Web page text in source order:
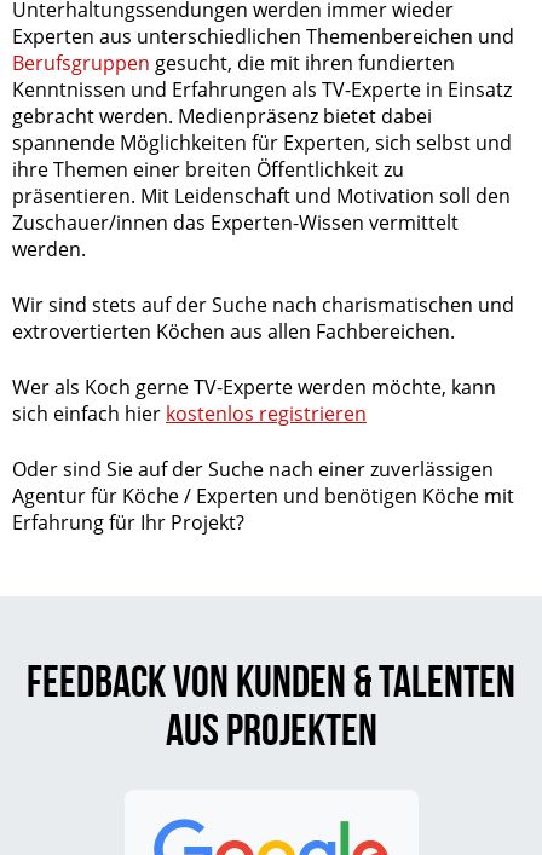
Unterhaltungssendungen werden immer wieder
Experten aus unterschiedlichen Themenbereichen und
Berufsgruppen gesucht, die mit ihren fundierten
Kenntnissen und Erfahrungen als TV-Experte in Einsatz
gebracht werden. Medienpräsenz bietet dabei
spannende Möglichkeiten für Experten, sich selbst und
ihre Themen einer breiten Öffentlichkeit zu
präsentieren. Mit Leidenschaft und Motivation soll den
Zuschauer/innen das Experten-Wissen vermittelt
werden.
Wir sind stets auf der Suche nach charismatischen und
extrovertierten Köchen aus allen Fachbereichen.
Wer als Koch gerne TV-Experte werden möchte, kann
sich einfach hier kostenlos registrieren
Oder sind Sie auf der Suche nach einer zuverlässigen
Agentur für Köche / Experten und benötigen Köche mit
Erfahrung für Ihr Projekt?
Feedback von Kunden & Talenten
aus Projekten